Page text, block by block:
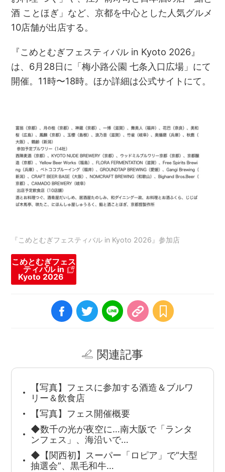
酒 ことほぎ」など、京都を中心とした人気グルメ
10店舗が出店する。
『こめとむぎフェスティバル in Kyoto 2026』
は、6月28日に「梅小路公園 七条入口広場」にて
開催。11時〜18時。ほか詳細は公式サイトにて。
『こめとむぎフェスティバル in Kyoto 2026』参加店
こめとむぎフェス
ティバル in
Kyoto 2026
関連記事
【写真】フェスに参加する酒造＆ブルワ
リー＆飲食店
【写真】フェス開催概要
◆数千の光が夜空に…南大阪で「ランタ
ンフェス」、海沿いで…
◆【関西初】スーパー「ロピア」で“大型
抽選会”、黒毛和牛…